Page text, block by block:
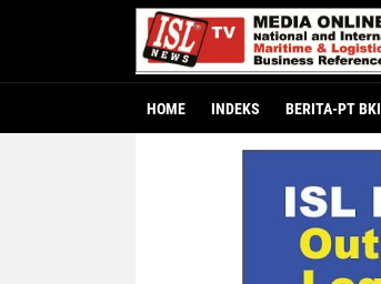
HOME INDEKS BERITA-PT BKI